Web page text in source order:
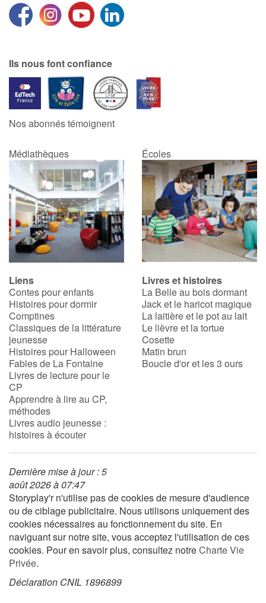
Ils nous font confiance
Nos abonnés témoignent
Médiathèques Écoles
Liens
Contes pour enfants
Histoires pour dormir
Comptines
Classiques de la littérature
jeunesse
Histoires pour Halloween
Fables de La Fontaine
Livres de lecture pour le
CP
Apprendre à lire au CP,
méthodes
Livres audio jeunesse :
histoires à écouter
Livres et histoires
La Belle au bois dormant
Jack et le haricot magique
La laitière et le pot au lait
Le lièvre et la tortue
Cosette
Matin brun
Boucle d'or et les 3 ours
Dernière mise à jour : 5
août 2026 à 07:47
Storyplay'r n'utilise pas de cookies de mesure d'audience
ou de ciblage publicitaire. Nous utilisons uniquement des
cookies nécessaires au fonctionnement du site. En
naviguant sur notre site, vous acceptez l'utilisation de ces
cookies. Pour en savoir plus, consultez notreCharte Vie
Privée.
Déclaration CNIL 1896899